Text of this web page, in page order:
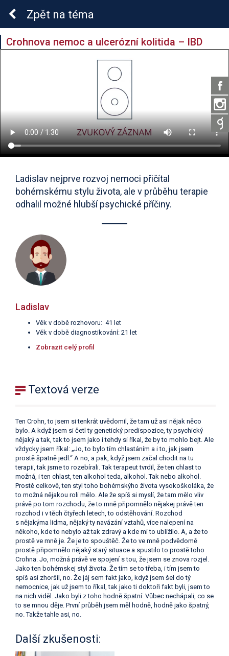
Crohnova nemoc a ulcerózní kolitida – IBD
Zpět na téma
Ladislav nejprve rozvoj nemoci přičítal
bohémskému stylu života, ale v průběhu terapie
odhalil možné hlubší psychické příčiny.
Ladislav
Věk v době rozhovoru: 41 let
Věk v době diagnostikování: 21 let
Zobrazit celý profil
Textová verze
Ten Crohn, to jsem si tenkrát uvědomil, že tam už asi nějak něco
bylo. A když jsem si četl ty genetický predispozice, ty psychický
nějaký a tak, tak to jsem jako i tehdy si říkal, že by to mohlo bejt. Ale
vždycky jsem říkal: „Jo, to bylo tím chlastáním a i to, jak jsem
prostě špatně jedl.“ A no, a pak, když jsem začal chodit na tu
terapii, tak jsme to rozebírali. Tak terapeut tvrdil, že ten chlast to
možná, i ten chlast, ten alkohol teda, alkohol. Tak nebo alkohol.
Prostě celkově, ten styl toho bohémskýho života vysokoškoláka, že
to možná nějakou roli mělo. Ale že spíš si myslí, že tam mělo vliv
právě po tom rozchodu, že to mně připomnělo nějakej právě ten
rozchod i v těch čtyřech letech, to odstěhování. Rozchod
s nějakýma lidma, nějaký ty navázání vztahů, více nalepení na
někoho, kde to nebylo až tak zdravý a kde mi to ublížilo. A, a že to
prostě ve mně je. Že je to spouštěč. Že to ve mně podvědomě
prostě připomnělo nějaký starý situace a spustilo to prostě toho
Crohna. Jo, možná právě ve spojení s tou, že jsem se znova rozjel.
Jako ten bohémskej styl života. Že tím se to třeba, i tím jsem to
spíš asi zhoršil, no. Že jáj sem fakt jako, když jsem šel do tý
nemocnice, jak už jsem to říkal, tak jako ti doktoři fakt byli, jsem to
na nich viděl. Jako byli z toho hodně špatní. Vůbec nechápali, co se
to se mnou děje. První průběh jsem měl hodně, hodně jako špatný,
no. Takže tahle asi, no.
Další zkušenosti: